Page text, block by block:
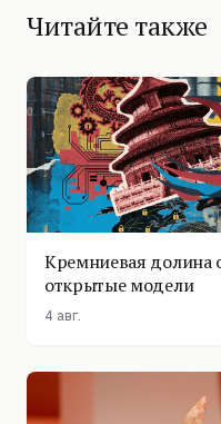
Читайте также
Кремниевая долина
открытые модели
4 авг.